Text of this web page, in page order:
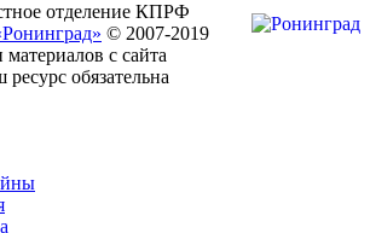
отделение КПРФ
© 2007-2019
с сайта
обязательна